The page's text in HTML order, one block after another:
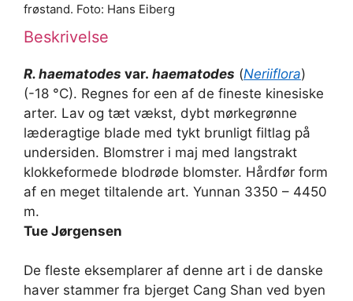
frøstand. Foto: Hans Eiberg
Beskrivelse
R. haematodes var. haematodes (Neriiflora)
(-18 °C). Regnes for een af de fineste kinesiske
arter. Lav og tæt vækst, dybt mørkegrønne
læderagtige blade med tykt brunligt filtlag på
undersiden. Blomstrer i maj med langstrakt
klokkeformede blodrøde blomster. Hårdfør form
af en meget tiltalende art. Yunnan 3350 – 4450
m.
Tue Jørgensen
De fleste eksemplarer af denne art i de danske
haver stammer fra bjerget Cang Shan ved byen